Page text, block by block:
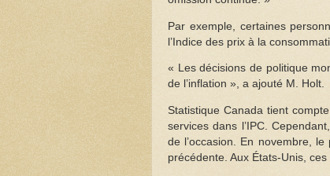
Par exemple, certaines
l’Indice des prix à la
« Les décisions de politique
de l’inflation », a ajouté M. Holt.
Statistique Canada tient
services dans l’IPC.
de l’occasion. En novembre,
précédente. Aux États-Unis,